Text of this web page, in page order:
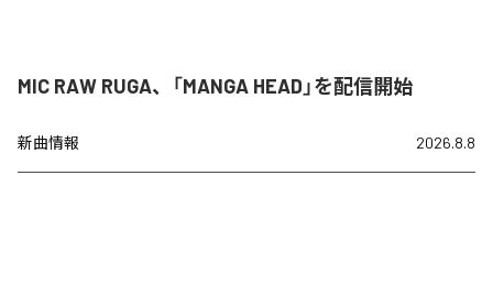
MIC RAW RUGA、「MANGA HEAD」を配信開始
新曲情報 2026.8.8